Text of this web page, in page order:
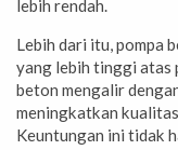
lebih rendah.
Lebih dari itu, pompa
yang lebih tinggi atas
beton mengalir
meningkatkan
Keuntungan ini tidak